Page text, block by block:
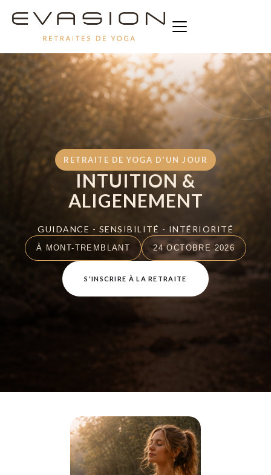
RETRAITE DE YOGA D'UN JOUR
INTUITION &
ALIGENEMENT
GUIDANCE - SENSIBILITÉ - INTÉRIORITÉ
À MONT-TREMBLANT 24 OCTOBRE 2026
S'INSCRIRE À LA RETRAITE